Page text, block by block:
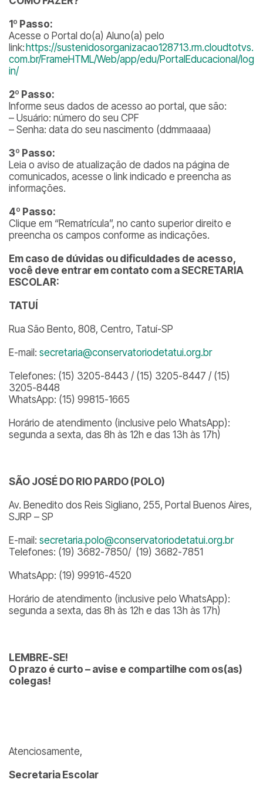
1º Passo:
Acesse o Portal do(a) Aluno(a) pelo
link: https://sustenidosorganizacao128713.rm.cloudtotvs.
com.br/FrameHTML/Web/app/edu/PortalEducacional/log
in/
2º Passo:
Informe seus dados de acesso ao portal, que são:
– Usuário: número do seu CPF
– Senha: data do seu nascimento (ddmmaaaa)
3º Passo:
Leia o aviso de atualização de dados na página de
comunicados, acesse o link indicado e preencha as
informações.
4º Passo:
Clique em “Rematrícula”, no canto superior direito e
preencha os campos conforme as indicações.
Em caso de dúvidas ou dificuldades de acesso,
você deve entrar em contato com a SECRETARIA
ESCOLAR:
TATUÍ
Rua São Bento, 808, Centro, Tatuí-SP
E-mail: secretaria@conservatoriodetatui.org.br
Telefones: (15) 3205-8443 / (15) 3205-8447 / (15)
3205-8448
WhatsApp: (15) 99815-1665
Horário de atendimento (inclusive pelo WhatsApp):
segunda a sexta, das 8h às 12h e das 13h às 17h)
SÃO JOSÉ DO RIO PARDO (POLO)
Av. Benedito dos Reis Sigliano, 255, Portal Buenos Aires,
SJRP – SP
E-mail: secretaria.polo@conservatoriodetatui.org.br
Telefones: (19) 3682-7850/ (19) 3682-7851
WhatsApp: (19) 99916-4520
Horário de atendimento (inclusive pelo WhatsApp):
segunda a sexta, das 8h às 12h e das 13h às 17h)
LEMBRE-SE!
O prazo é curto – avise e compartilhe com os(as)
colegas!
Atenciosamente,
Secretaria Escolar